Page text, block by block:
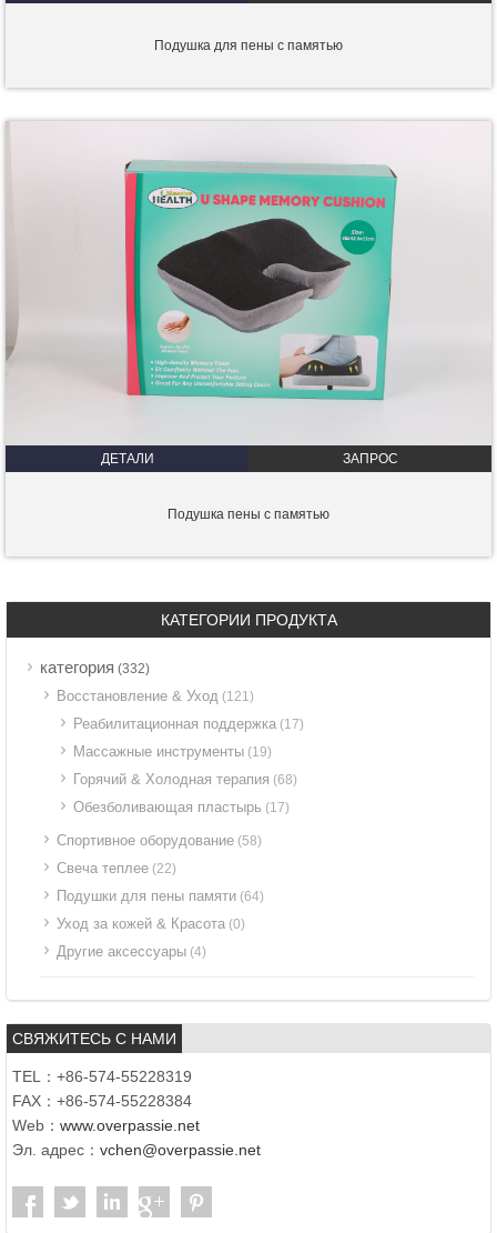
Подушка для пены с памятью
ДЕТАЛИ ЗАПРОС
Подушка пены с памятью
КАТЕГОРИИ ПРОДУКТА
категория (332)
Восстановление & Уход (121)
Реабилитационная поддержка (17)
Массажные инструменты (19)
Горячий & Холодная терапия (68)
Обезболивающая пластырь (17)
Спортивное оборудование (58)
Свеча теплее (22)
Подушки для пены памяти (64)
Уход за кожей & Красота (0)
Другие аксессуары (4)
СВЯЖИТЕСЬ С НАМИ
TEL：+86-574-55228319
FAX：+86-574-55228384
Web： www.overpassie.net
Эл. адрес： vchen@overpassie.net